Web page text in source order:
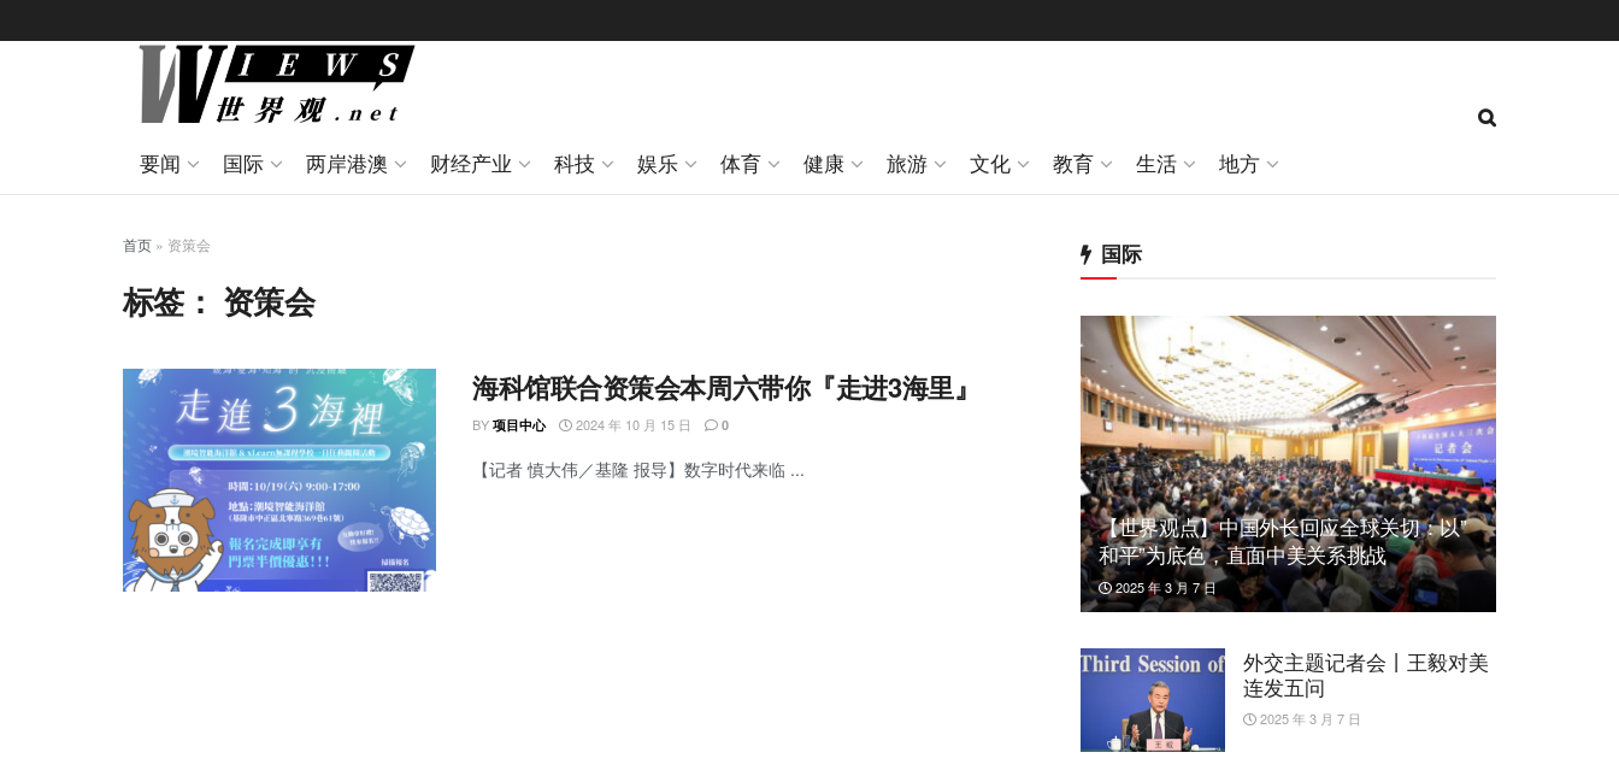
要闻 国际 两岸港澳 财经产业 科技 娱乐 体育 健康 旅游 文化 教育 生活 地方
首页 » 资策会
标签： 资策会
海科馆联合资策会本周六带你『走进3海里』
BY 项目中心 2024 年 10 月 15 日 0
【记者 慎大伟／基隆 报导】数字时代来临 ...
国际
【世界观点】中国外长回应全球关切：以”
和平”为底色，直面中美关系挑战
2025 年 3 月 7 日
外交主题记者会丨王毅对美
连发五问
2025 年 3 月 7 日